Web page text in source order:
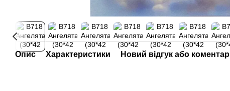
Опис Характеристики Новий відгук або коментар